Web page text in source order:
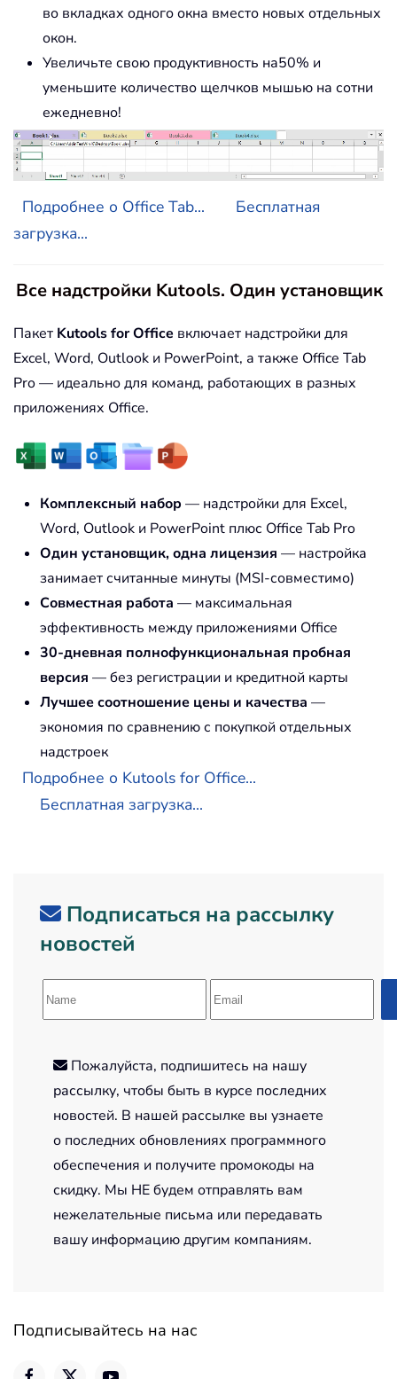
во вкладках одного окна вместо новых отдельных
окон.
Увеличьте свою продуктивность на50% и
уменьшите количество щелчков мышью на сотни
ежедневно!
Подробнее о Office Tab...
Бесплатная
загрузка...
Все надстройки Kutools. Один установщик
Пакет Kutools for Office включает надстройки для
Excel, Word, Outlook и PowerPoint, а также Office Tab
Pro — идеально для команд, работающих в разных
приложениях Office.
Комплексный набор — надстройки для Excel,
Word, Outlook и PowerPoint плюс Office Tab Pro
Один установщик, одна лицензия — настройка
занимает считанные минуты (MSI-совместимо)
Совместная работа — максимальная
эффективность между приложениями Office
30-дневная полнофункциональная пробная
версия — без регистрации и кредитной карты
Лучшее соотношение цены и качества —
экономия по сравнению с покупкой отдельных
надстроек
Подробнее о Kutools for Office...
Бесплатная загрузка...
Подписаться на рассылку
новостей
Пожалуйста, подпишитесь на нашу
рассылку, чтобы быть в курсе последних
новостей. В нашей рассылке вы узнаете
о последних обновлениях программного
обеспечения и получите промокоды на
скидку. Мы НЕ будем отправлять вам
нежелательные письма или передавать
вашу информацию другим компаниям.
Подписывайтесь на нас